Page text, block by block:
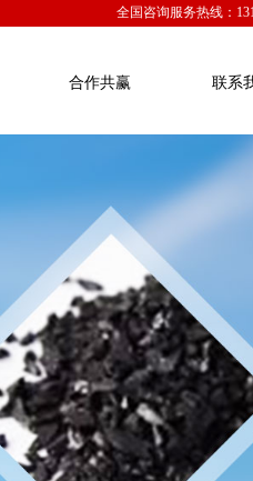
全国咨询服务热线：
合作共赢 联系